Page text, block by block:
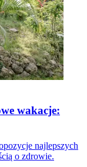
wakacje:
najlepszych
o zdrowie.